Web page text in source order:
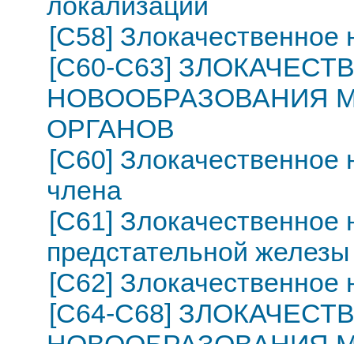
[C58]
[C60-C63]
НОВООБРАЗОВАНИЯ
ОРГАНОВ
[C60] Злокачественное
члена
[C61] Злокачественное
предстательной железы
[C62] Злокачественное
[C64-C68]